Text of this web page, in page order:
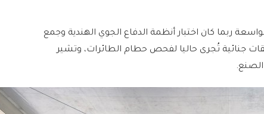
ربما كان اختبار أنظمة الدفاع الجوي الهندية وجمع
جنائية تُجرى حاليا لفحص حطام الطائرات، وتشير
الصنع.